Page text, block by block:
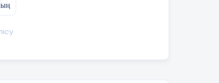
жауап»
жұмыс